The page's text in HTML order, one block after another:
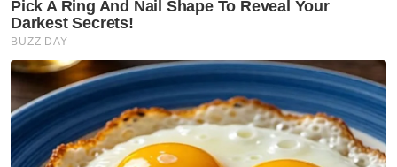
Berita Telus & Tulus menerusi E-Mel setiap
hari!